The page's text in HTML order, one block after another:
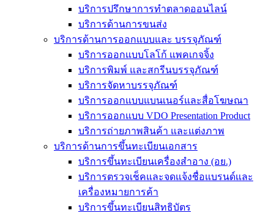
บริการปรึกษาการทำตลาดออนไลน์
บริการด้านการขนส่ง
บริการด้านการออกแบบและ บรรจุภัณฑ์
บริการออกแบบโลโก้ แพคเกจจิ้ง
บริการพิมพ์ และสกรีนบรรจุภัณฑ์
บริการจัดหาบรรจุภัณฑ์
บริการออกแบบแบนเนอร์และสื่อโฆษณา
บริการออกแบบ VDO Presentation Product
บริการถ่ายภาพสินค้า และแต่งภาพ
บริการด้านการขึ้นทะเบียนเอกสาร
บริการขึ้นทะเบียนเครื่องสำอาง (อย.)
บริการตรวจเช็คและจดแจ้งชื่อแบรนด์และ
เครื่องหมายการค้า
บริการขึ้นทะเบียนสิทธิบัตร